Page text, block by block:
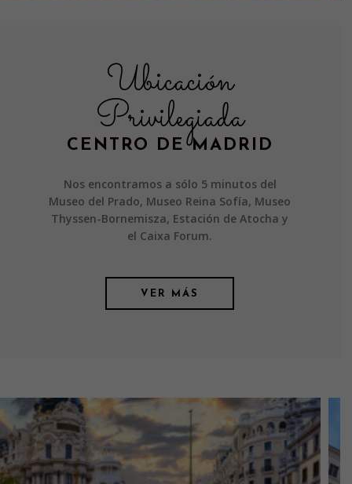
Ubicación
Privilegiada
CENTRO DE MADRID
Nos encontramos a sólo 5 minutos del
Museo del Prado, Museo Reina Sofía, Museo
Thyssen-Bornemisza, Estación de Atocha y
el Caixa Forum.
VER MÁS